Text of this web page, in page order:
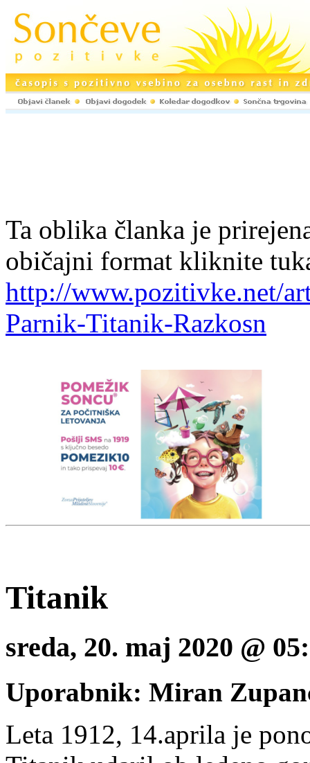
Ta oblika članka je
običajni format kliknite
http://www.pozitivke.net/
Parnik-Titanik-Razkosn
Titanik
sreda, 20. maj 2020 @
Uporabnik: Miran
Leta 1912, 14.aprila je